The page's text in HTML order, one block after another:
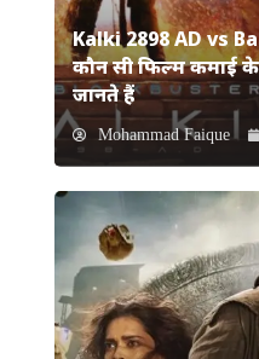
Kalki 2898 AD vs
कौन सी फिल्म कमाई
जानते हैं
Mohammad Faique